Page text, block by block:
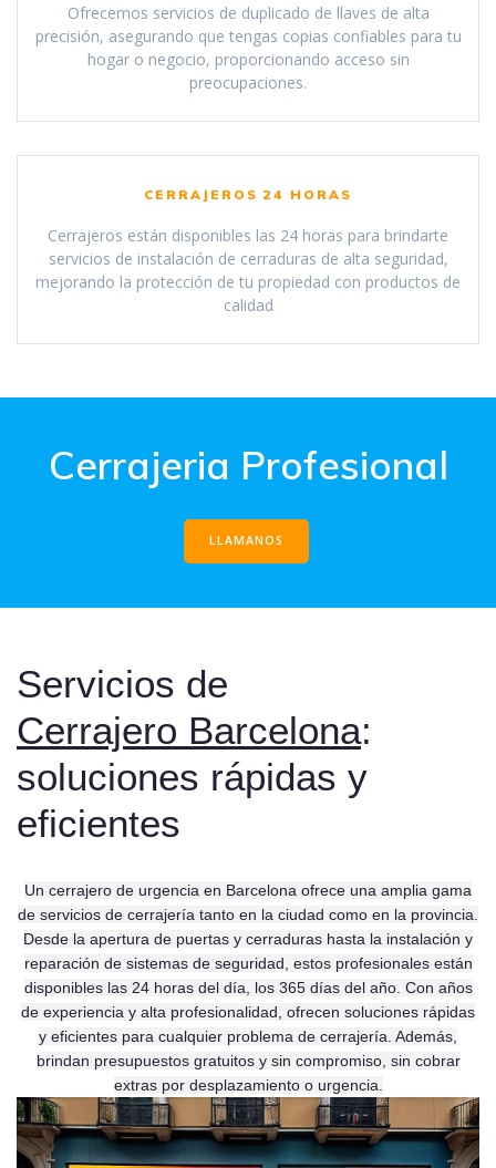
Ofrecemos servicios de duplicado de llaves de alta
precisión, asegurando que tengas copias confiables para tu
hogar o negocio, proporcionando acceso sin
preocupaciones.
CERRAJEROS 24 HORAS
Cerrajeros están disponibles las 24 horas para brindarte
servicios de instalación de cerraduras de alta seguridad,
mejorando la protección de tu propiedad con productos de
calidad
Cerrajeria Profesional
LLAMANOS
Servicios de
Cerrajero Barcelona:
soluciones rápidas y
eficientes
Un cerrajero de urgencia en Barcelona ofrece una amplia gama
de servicios de cerrajería tanto en la ciudad como en la provincia.
Desde la apertura de puertas y cerraduras hasta la instalación y
reparación de sistemas de seguridad, estos profesionales están
disponibles las 24 horas del día, los 365 días del año. Con años
de experiencia y alta profesionalidad, ofrecen soluciones rápidas
y eficientes para cualquier problema de cerrajería. Además,
brindan presupuestos gratuitos y sin compromiso, sin cobrar
extras por desplazamiento o urgencia.